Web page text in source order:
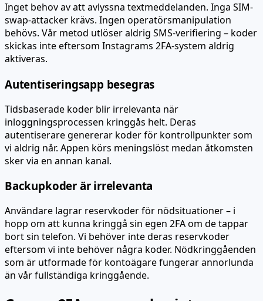
Inget behov av att avlyssna textmeddelanden. Inga SIM-
swap-attacker krävs. Ingen operatörsmanipulation
behövs. Vår metod utlöser aldrig SMS-verifiering – koder
skickas inte eftersom Instagrams 2FA-system aldrig
aktiveras.
Autentiseringsapp besegras
Tidsbaserade koder blir irrelevanta när
inloggningsprocessen kringgås helt. Deras
autentiserare genererar koder för kontrollpunkter som
vi aldrig når. Appen körs meningslöst medan åtkomsten
sker via en annan kanal.
Backupkoder är irrelevanta
Användare lagrar reservkoder för nödsituationer – i
hopp om att kunna kringgå sin egen 2FA om de tappar
bort sin telefon. Vi behöver inte deras reservkoder
eftersom vi inte behöver några koder. Nödkringgåenden
som är utformade för kontoägare fungerar annorlunda
än vår fullständiga kringgående.